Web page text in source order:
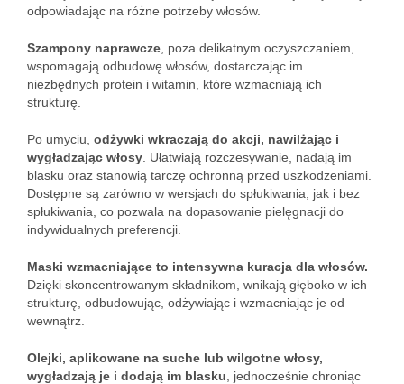
odpowiadając na różne potrzeby włosów.
Szampony naprawcze , poza delikatnym oczyszczaniem,
wspomagają odbudowę włosów, dostarczając im
niezbędnych protein i witamin, które wzmacniają ich
strukturę.
Po umyciu, odżywki wkraczają do akcji, nawilżając i
wygładzając włosy . Ułatwiają rozczesywanie, nadają im
blasku oraz stanowią tarczę ochronną przed uszkodzeniami.
Dostępne są zarówno w wersjach do spłukiwania, jak i bez
spłukiwania, co pozwala na dopasowanie pielęgnacji do
indywidualnych preferencji.
Maski wzmacniające to intensywna kuracja dla włosów.
Dzięki skoncentrowanym składnikom, wnikają głęboko w ich
strukturę, odbudowując, odżywiając i wzmacniając je od
wewnątrz.
Olejki, aplikowane na suche lub wilgotne włosy,
wygładzają je i dodają im blasku , jednocześnie chroniąc